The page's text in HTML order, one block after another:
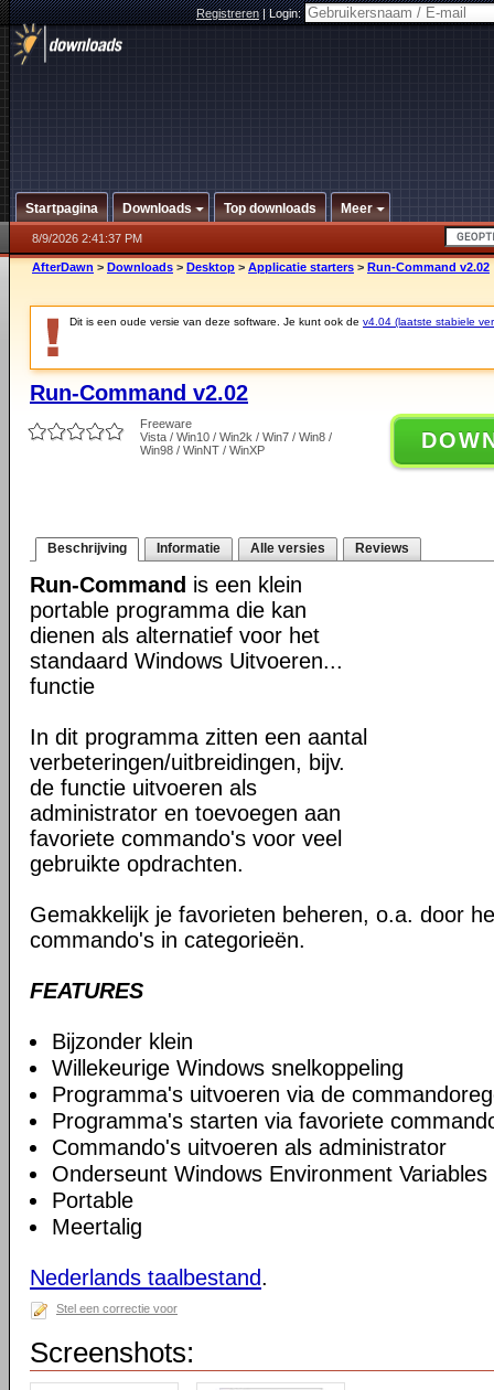
Registreren|Login:
Startpagina Downloads Top downloads Meer
8/9/2026 2:41:37 PM
AfterDawn > Downloads > Desktop > Applicatie starters > Run-Command v2.02
Dit is een oude versie van deze software. Je kunt ook de v4.04 (laatste stabiele
Run-Command v2.02
Freeware
Vista / Win10 / Win2k / Win7 / Win8 /
Win98 / WinNT / WinXP
Beschrijving Informatie Alle versies Reviews
Run-Command is een klein
portable programma die kan
dienen als alternatief voor het
standaard Windows Uitvoeren...
functie
In dit programma zitten een aantal
verbeteringen/uitbreidingen, bijv.
de functie uitvoeren als
administrator en toevoegen aan
favoriete commando's voor veel
gebruikte opdrachten.
Gemakkelijk je favorieten beheren, o.a. door
commando's in categorieën.
FEATURES
Bijzonder klein
Willekeurige Windows snelkoppeling
Programma's uitvoeren via de
Programma's starten via favoriete
Commando's uitvoeren als administrator
Onderseunt Windows Environment Variables
Portable
Meertalig
Nederlands taalbestand.
Stel een correctie voor
Screenshots: